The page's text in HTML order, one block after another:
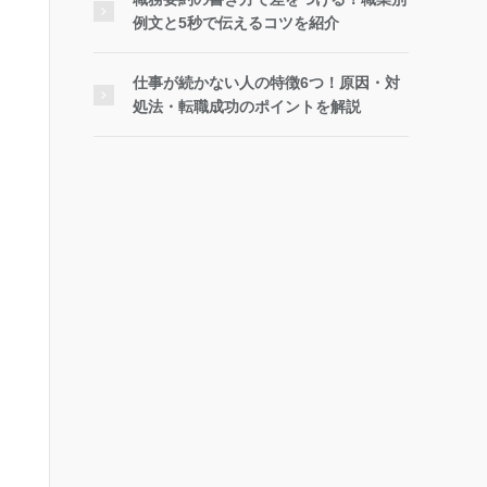
例文と5秒で伝えるコツを紹介
仕事が続かない人の特徴6つ！原因・対
処法・転職成功のポイントを解説